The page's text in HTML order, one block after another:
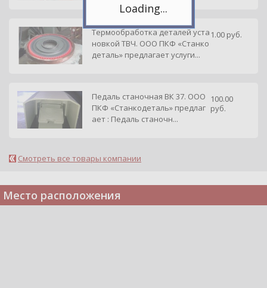
Термообработка деталей уста
новкой ТВЧ. ООО ПКФ «Станко
деталь» предлагает услуги...
1.00 руб.
Педаль станочная ВК 37. ООО
ПКФ «Станкодеталь» предлаг
ает : Педаль станочн...
100.00
руб.
Смотреть все товары компании
Место расположения